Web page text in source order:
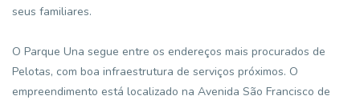
seus familiares.
O Parque Una segue entre os endereços mais procurados de
Pelotas, com boa infraestrutura de serviços próximos. O
empreendimento está localizado na Avenida São Francisco de